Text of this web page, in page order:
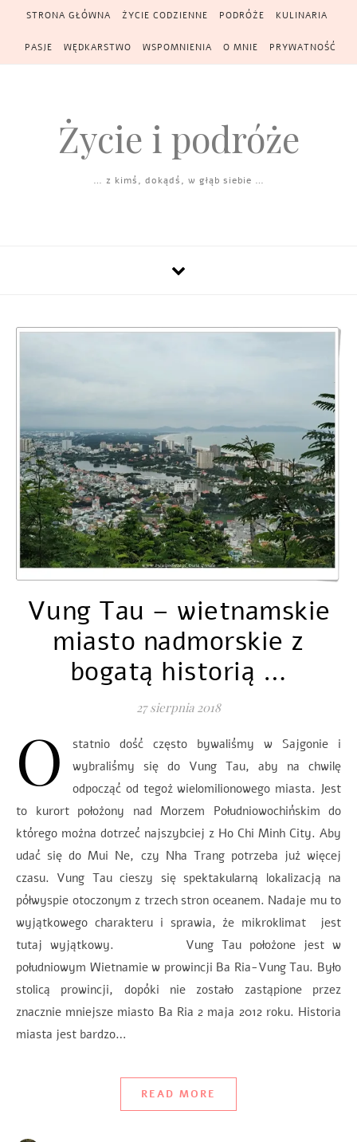
Skip to content
STRONA GŁÓWNA ŻYCIE CODZIENNE PODRÓŻE KULINARIA
PASJE WĘDKARSTWO WSPOMNIENIA O MNIE PRYWATNOŚĆ
Życie i podróże
… z kimś, dokądś, w głąb siebie …
Vung Tau – wietnamskie
miasto nadmorskie z
bogatą historią …
27 sierpnia 2018
O
statnio dość często bywaliśmy w Sajgonie i
wybraliśmy się do Vung Tau, aby na chwilę
odpocząć od tegoż wielomilionowego miasta. Jest
to kurort położony nad Morzem Południowochińskim do
którego można dotrzeć najszybciej z Ho Chi Minh City. Aby
udać się do Mui Ne, czy Nha Trang potrzeba już więcej
czasu. Vung Tau cieszy się spektakularną lokalizacją na
półwyspie otoczonym z trzech stron oceanem. Nadaje mu to
wyjątkowego charakteru i sprawia, że mikroklimat jest
tutaj wyjątkowy. Vung Tau położone jest w
południowym Wietnamie w prowincji Ba Ria-Vung Tau. Było
stolicą prowincji, dopóki nie zostało zastąpione przez
znacznie mniejsze miasto Ba Ria 2 maja 2012 roku. Historia
miasta jest bardzo…
READ MORE